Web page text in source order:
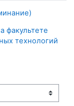
факультете
технологий